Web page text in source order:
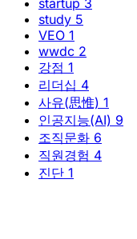
startup 3
study 5
VEO 1
wwdc 2
강점 1
리더십 4
사유(思惟) 1
인공지능(AI) 9
조직문화 6
직원경험 4
진단 1